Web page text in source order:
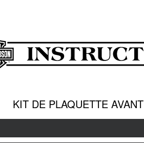
KIT DE PLAQUETTE AVANT